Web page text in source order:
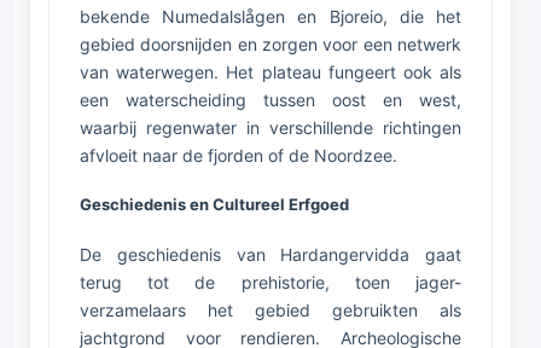
bekende Numedalslågen en Bjoreio, die het
gebied doorsnijden en zorgen voor een netwerk
van waterwegen. Het plateau fungeert ook als
een waterscheiding tussen oost en west,
waarbij regenwater in verschillende richtingen
afvloeit naar de fjorden of de Noordzee.
Geschiedenis en Cultureel Erfgoed
De geschiedenis van Hardangervidda gaat
terug tot de prehistorie, toen jager-
verzamelaars het gebied gebruikten als
jachtgrond voor rendieren. Archeologische